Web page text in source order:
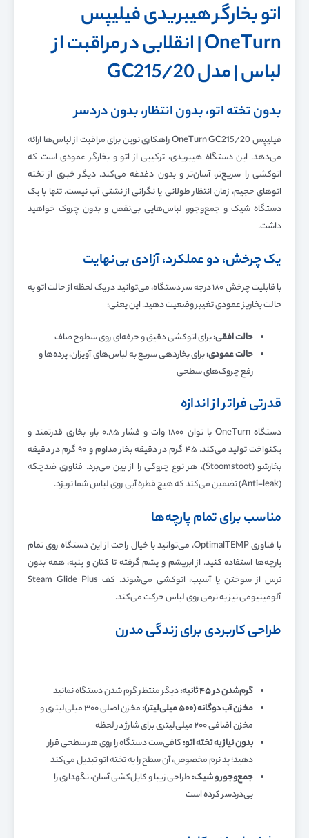
اتو بخارگر هیبریدی فیلیپس
OneTurn | انقلابی در مراقبت از
لباس | مدل GC215/20
بدون تخته اتو، بدون انتظار، بدون دردسر
فیلیپس OneTurn GC215/20 راهکاری نوین برای مراقبت از لباس‌ها ارائه
می‌دهد. این دستگاه هیبریدی، ترکیبی از اتو و بخارگر عمودی است که
اتوکشی را سریع‌تر، آسان‌تر و بدون دغدغه می‌کند. دیگر خبری از تخته
اتوهای حجیم، زمان انتظار طولانی یا نگرانی از نشتی آب نیست. تنها با یک
دستگاه شیک و جمع‌وجور، لباس‌هایی بی‌نقص و بدون چروک خواهید
داشت.
یک چرخش، دو عملکرد، آزادی بی‌نهایت
با قابلیت چرخش ۱۸۰ درجه سر دستگاه، می‌توانید در یک لحظه از حالت اتو به
حالت بخارپز عمودی تغییر وضعیت دهید. این یعنی:
حالت افقی:برای اتوکشی دقیق و حرفه‌ای روی سطوح صاف
حالت عمودی:برای بخاردهی سریع به لباس‌های آویزان، پرده‌ها و
رفع چروک‌های سطحی
قدرتی فراتر از اندازه
دستگاه OneTurn با توان ۱۸۰۰ وات و فشار ۰.۸۵ بار، بخاری قدرتمند و
یکنواخت تولید می‌کند. ۴۵ گرم در دقیقه بخار مداوم و ۹۰ گرم در دقیقه
بخارشو (Stoomstoot)، هر نوع چروکی را از بین می‌برد. فناوری ضدچکه
(Anti-leak) تضمین می‌کند که هیچ قطره آبی روی لباس شما نریزد.
مناسب برای تمام پارچه‌ها
با فناوری OptimalTEMP، می‌توانید با خیال راحت از این دستگاه روی تمام
پارچه‌ها استفاده کنید. از ابریشم و پشم گرفته تا کتان و پنبه، همه بدون
ترس از سوختن یا آسیب، اتوکشی می‌شوند. کف Steam Glide Plus
آلومینیومی نیز به نرمی روی لباس حرکت می‌کند.
طراحی کاربردی برای زندگی مدرن
گرم‌شدن در ۴۵ ثانیه:
دیگر منتظر گرم شدن دستگاه نمانید
مخزن آب دوگانه (۵۰۰ میلی‌لیتر):
مخزن اصلی ۳۰۰ میلی‌لیتری و
مخزن اضافی ۲۰۰ میلی‌لیتری برای شارژ در لحظه
بدون نیاز به تخته اتو: کافی‌ست دستگاه را روی هر سطحی قرار
دهید؛ پد نرم مخصوص، آن سطح را به تخته اتو تبدیل می‌کند
جمع‌وجور و شیک: طراحی زیبا و کابل‌کشی آسان، نگهداری را
بی‌دردسر کرده است